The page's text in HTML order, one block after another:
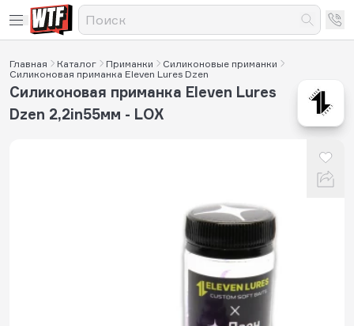
Главная Каталог Приманки
Силиконовые приманки
Силиконовая приманка Eleven Lures Dzen
Силиконовая приманка Eleven Lures
Dzen 2,2in55мм - LOX